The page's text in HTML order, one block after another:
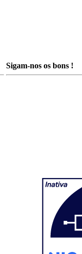
Sigam-nos os bons !